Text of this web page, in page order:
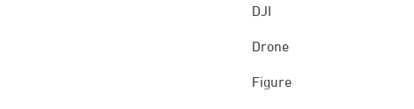
DJI
Drone
Figure